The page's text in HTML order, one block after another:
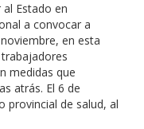
Estado en
a convocar a
en esta
medidas que
atrás. El 6 de
provincial de salud, al